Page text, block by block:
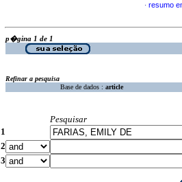
· resumo
p�gina 1 de 1
Refinar a pesquisa
Base de dados : article
Pesquisar
1
2
3